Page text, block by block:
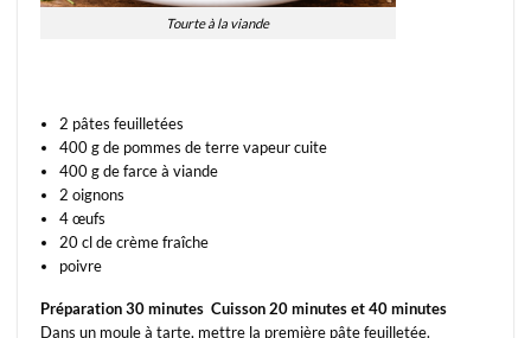
Tourte à la viande
2 pâtes feuilletées
400 g de pommes de terre vapeur cuite
400 g de farce à viande
2 oignons
4 œufs
20 cl de crème fraîche
poivre
Préparation 30 minutes Cuisson 20 minutes et 40 minutes
Dans un moule à tarte, mettre la première pâte feuilletée.